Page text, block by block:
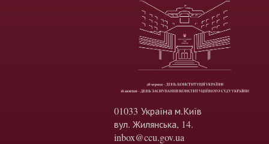
01033 Україна м.Київ
вул. Жилянська, 14.
inbox@ccu.gov.ua